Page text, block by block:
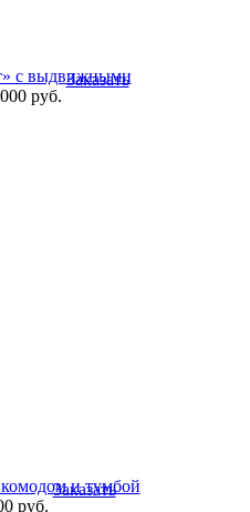
с выдвижными
руб.
Заказать
и тумбой
руб.
Заказать